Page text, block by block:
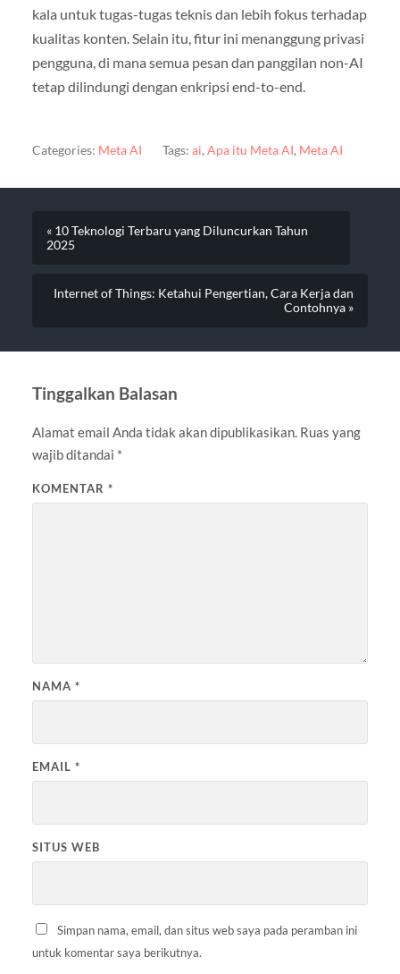
kala untuk tugas-tugas teknis dan lebih fokus terhadap
kualitas konten. Selain itu, fitur ini menanggung privasi
pengguna, di mana semua pesan dan panggilan non-AI
tetap dilindungi dengan enkripsi end-to-end.
Categories: Meta AI Tags: ai, Apa itu Meta AI, Meta AI
« 10 Teknologi Terbaru yang Diluncurkan Tahun
2025
Internet of Things: Ketahui Pengertian, Cara Kerja dan
Contohnya »
Tinggalkan Balasan
Alamat email Anda tidak akan dipublikasikan. Ruas yang
wajib ditandai *
KOMENTAR *
NAMA *
EMAIL *
SITUS WEB
Simpan nama, email, dan situs web saya pada peramban ini
untuk komentar saya berikutnya.